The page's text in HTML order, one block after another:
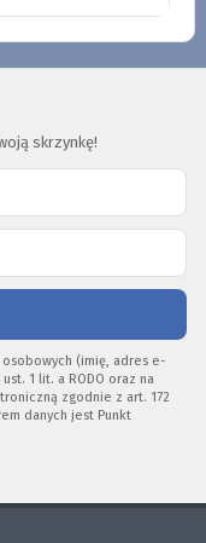
skrzynkę!
(imię, adres e-
1 lit. a RODO oraz na
zgodnie z art. 172
danych jest Punkt